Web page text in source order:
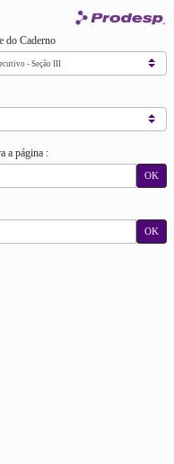
do Caderno
a página :
OK
OK